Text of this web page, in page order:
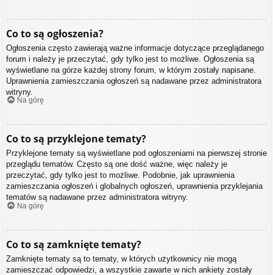
Co to są ogłoszenia?
Ogłoszenia często zawierają ważne informacje dotyczące przeglądanego
forum i należy je przeczytać, gdy tylko jest to możliwe. Ogłoszenia są
wyświetlane na górze każdej strony forum, w którym zostały napisane.
Uprawnienia zamieszczania ogłoszeń są nadawane przez administratora
witryny.
Na górę
Co to są przyklejone tematy?
Przyklejone tematy są wyświetlane pod ogłoszeniami na pierwszej stronie
przeglądu tematów. Często są one dość ważne, więc należy je
przeczytać, gdy tylko jest to możliwe. Podobnie, jak uprawnienia
zamieszczania ogłoszeń i globalnych ogłoszeń, uprawnienia przyklejania
tematów są nadawane przez administratora witryny.
Na górę
Co to są zamknięte tematy?
Zamknięte tematy są to tematy, w których użytkownicy nie mogą
zamieszczać odpowiedzi, a wszystkie zawarte w nich ankiety zostały